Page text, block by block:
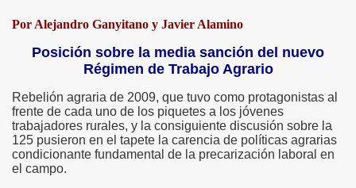
Por Alejandro Ganyitano y Javier Alamino
Posición sobre la media sanción del nuevo
Régimen de Trabajo Agrario
Rebelión agraria de 2009, que tuvo como protagonistas al
frente de cada uno de los piquetes a los jóvenes
trabajadores rurales, y la consiguiente discusión sobre la
125 pusieron en el tapete la carencia de políticas agrarias
condicionante fundamental de la precarización laboral en
el campo.